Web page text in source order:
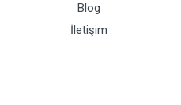
Blog
İletişim